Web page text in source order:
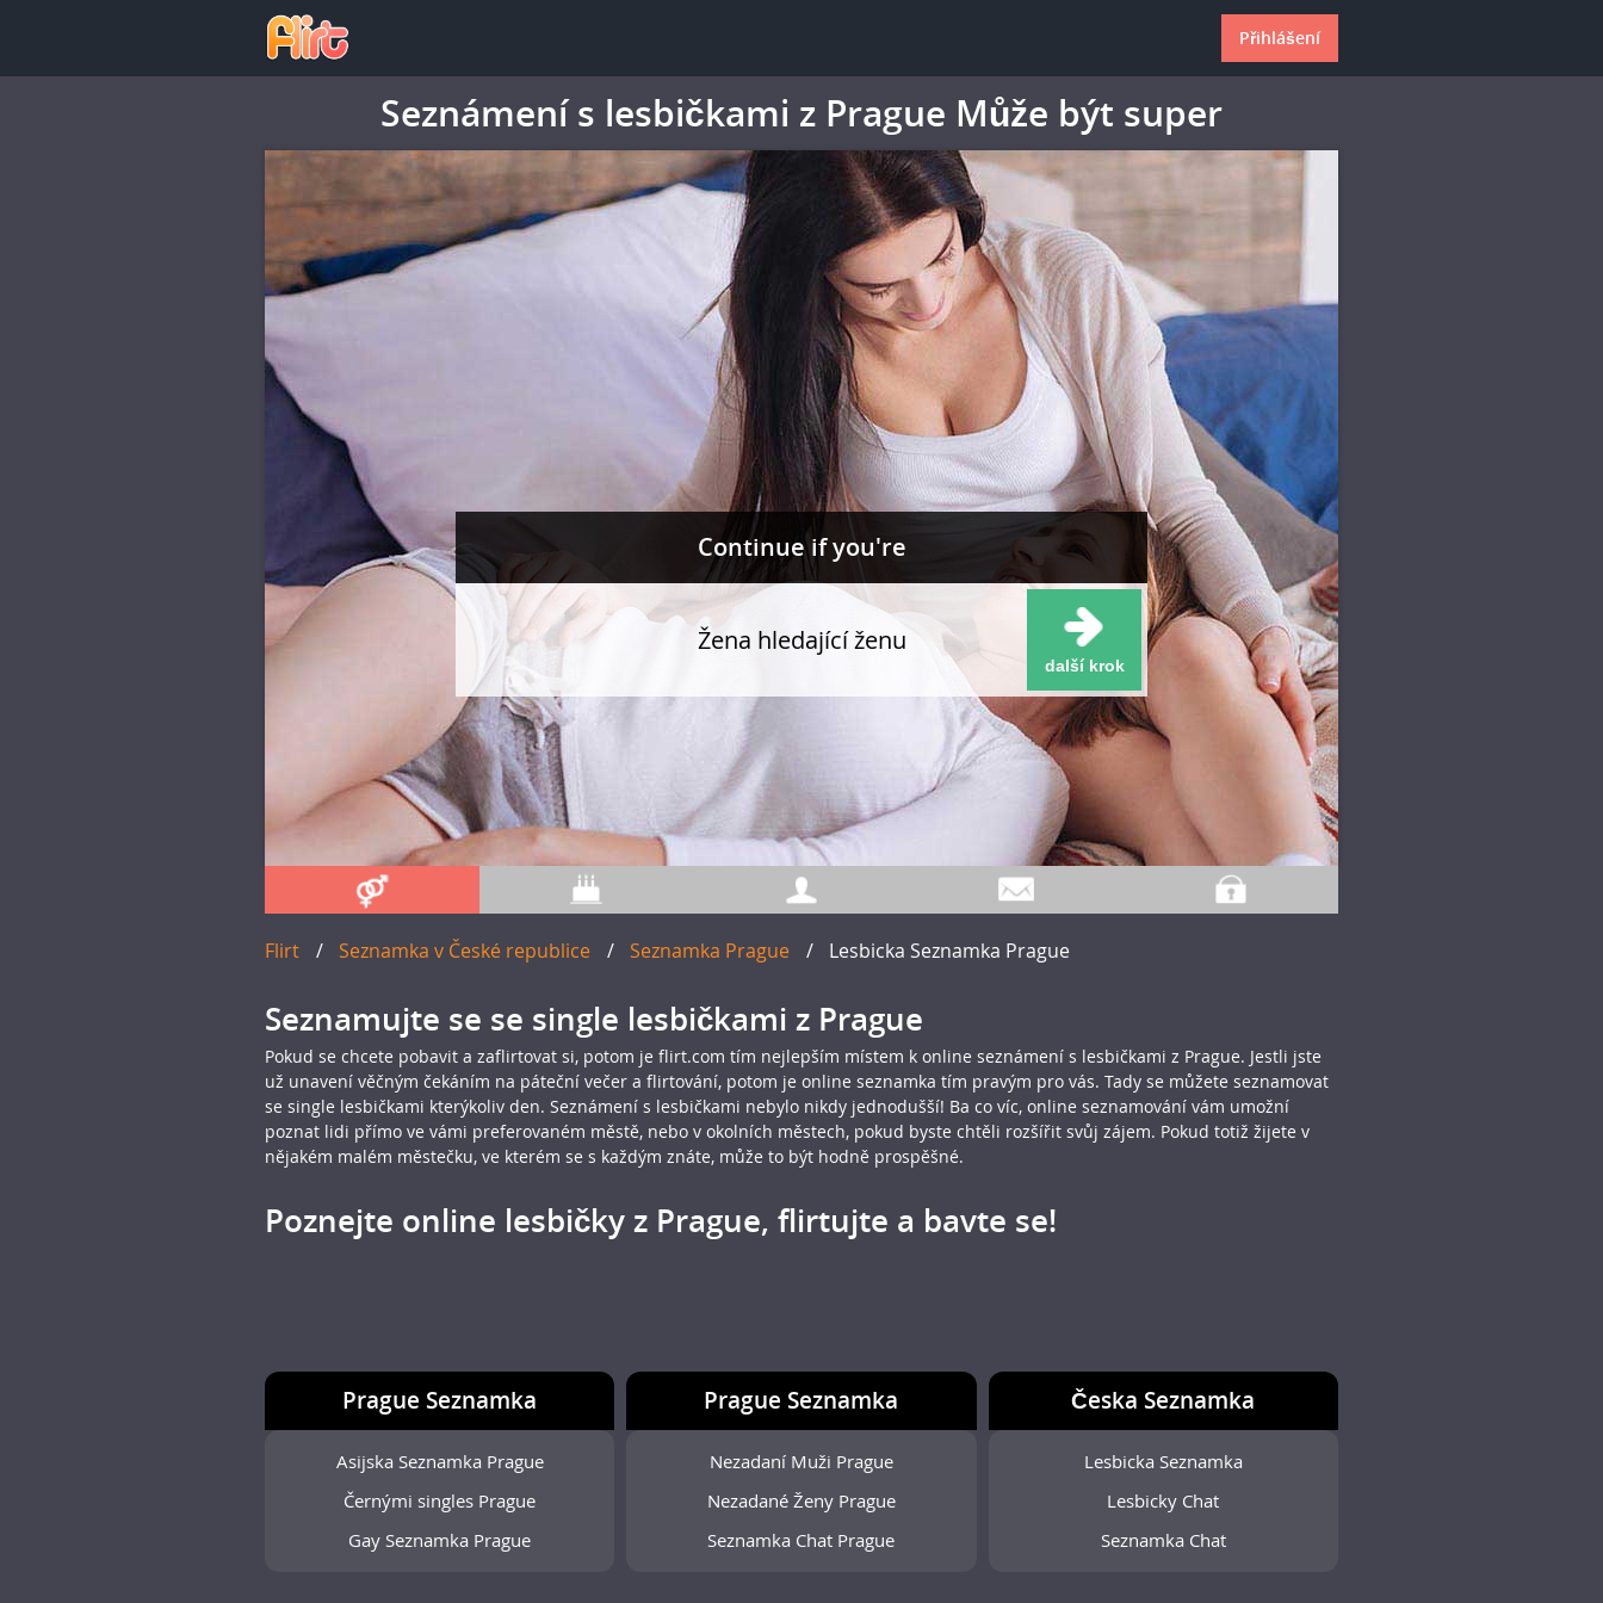
Přihlášení
Seznámení s lesbičkami z Prague Může být super
Continue if you're
Žena hledající ženu
další krok
Flirt / Seznamka v České republice / Seznamka Prague / Lesbicka Seznamka Prague
Seznamujte se se single lesbičkami z Prague
Pokud se chcete pobavit a zaflirtovat si, potom je flirt.com tím nejlepším místem k online seznámení s lesbičkami z Prague. Jestli jste
už unavení věčným čekáním na páteční večer a flirtování, potom je online seznamka tím pravým pro vás. Tady se můžete seznamovat
se single lesbičkami kterýkoliv den. Seznámení s lesbičkami nebylo nikdy jednodušší! Ba co víc, online seznamování vám umožní
poznat lidi přímo ve vámi preferovaném městě, nebo v okolních městech, pokud byste chtěli rozšířit svůj zájem. Pokud totiž žijete v
nějakém malém městečku, ve kterém se s každým znáte, může to být hodně prospěšné.
Poznejte online lesbičky z Prague, flirtujte a bavte se!
Prague Seznamka
Asijska Seznamka Prague
Černými singles Prague
Gay Seznamka Prague
Prague Seznamka
Nezadaní Muži Prague
Nezadané Ženy Prague
Seznamka Chat Prague
Česka Seznamka
Lesbicka Seznamka
Lesbicky Chat
Seznamka Chat